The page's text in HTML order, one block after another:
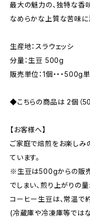
最大の魅力の、独特な香
なめらかな上質な苦味に
生産地：スラウェッシ
分量：生豆 500g
販売単位：1個・・・500g
◆こちらの商品は 2個（
【お客様へ】
ご家庭で焙煎をお楽し
ています。
※生豆は500gからの販売
でしまい、煎り上がりの
コーヒー生豆は、常温で
(冷蔵庫や冷凍庫等では